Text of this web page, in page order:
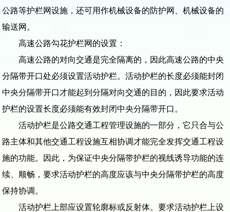
公路等护栏网设施，还可用作机械设备的防护网、机械设备的
输送网。
高速公路勾花护栏网的设置：
高速公路的对向交通是完全隔离的，因此高速公路的中央
分隔带开口处必须设置活动护栏。活动护栏的长度必须能封闭
中央分隔带开口才能起到分隔对向交通的目的，因此要求活动
护栏的设置长度必须能有效封闭中央分隔带开口。
活动护栏是公路交通工程管理设施的一部分，它只合与公
路主体和其他交通工程设施互相协调才能完全发挥交通工程设
施的功能。因此，为保证中央分隔带护栏的视线诱导功能的连
续、顺畅，要求活动护栏的高度应该与中央分隔带护栏的高度
保持协调。
活动护栏上部应设置轮廓标或反射体。要求活动护栏上设